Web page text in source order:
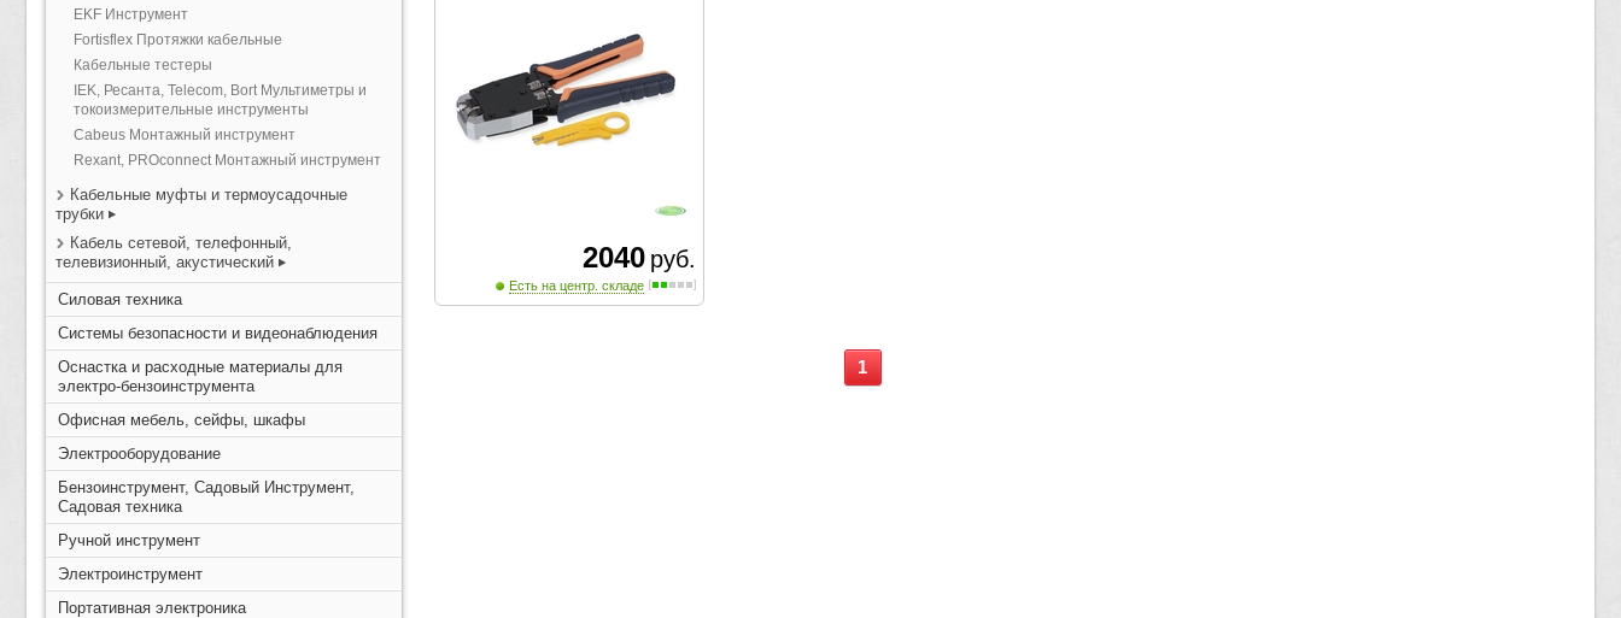
EKF Инструмент
Fortisflex Протяжки кабельные
Кабельные тестеры
IEK, Ресанта, Telecom, Bort Мультиметры и
токоизмерительные инструменты
Cabeus Монтажный инструмент
Rexant, PROconnect Монтажный инструмент
Кабельные муфты и термоусадочные
трубки
Кабель сетевой, телефонный,
телевизионный, акустический
Силовая техника
Системы безопасности и видеонаблюдения
Оснастка и расходные материалы для
электро-бензоинструмента
Офисная мебель, сейфы, шкафы
Электрооборудование
Бензоинструмент, Садовый Инструмент,
Садовая техника
Ручной инструмент
Электроинструмент
Портативная электроника
2040 руб.
Есть на центр. складе
1